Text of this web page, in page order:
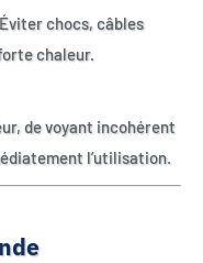
chocs, câbles
chaleur.
de voyant incohérent
l’utilisation.